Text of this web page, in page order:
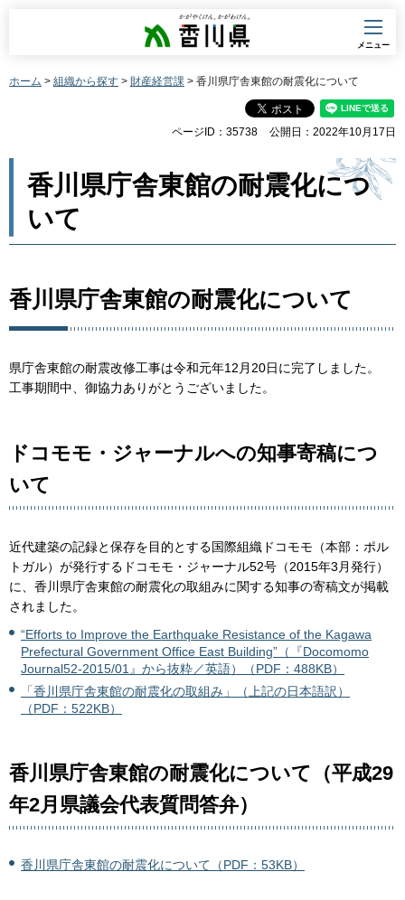
香川県
メニュー
ホーム > 組織から探す > 財産経営課 > 香川県庁舎東館の耐震化について
ページID：35738 公開日：2022年10月17日
香川県庁舎東館の耐震化につ
いて
香川県庁舎東館の耐震化について
県庁舎東館の耐震改修工事は令和元年12月20日に完了しました。
工事期間中、御協力ありがとうございました。
ドコモモ・ジャーナルへの知事寄稿につ
いて
近代建築の記録と保存を目的とする国際組織ドコモモ（本部：ポル
トガル）が発行するドコモモ・ジャーナル52号（2015年3月発行）
に、香川県庁舎東館の耐震化の取組みに関する知事の寄稿文が掲載
されました。
“Efforts to Improve the Earthquake Resistance of the Kagawa
Prefectural Government Office East Building”（『Docomomo
Journal52-2015/01』から抜粋／英語）（PDF：488KB）
「香川県庁舎東館の耐震化の取組み」（上記の日本語訳）
（PDF：522KB）
香川県庁舎東館の耐震化について（平成29
年2月県議会代表質問答弁）
香川県庁舎東館の耐震化について（PDF：53KB）